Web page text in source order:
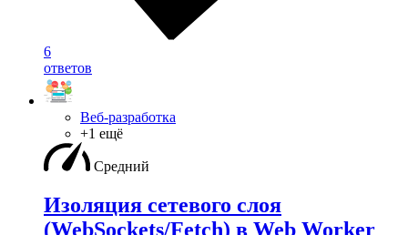
6
ответов
Веб-разработка
+1 ещё
Средний
Изоляция сетевого слоя
(WebSockets/Fetch) в Web Worker